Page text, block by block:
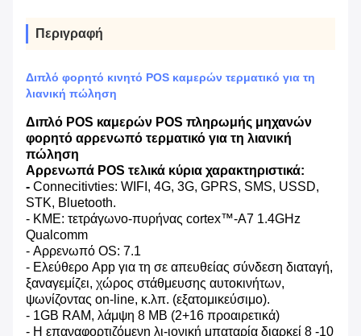
Περιγραφή
Διπλό φορητό κινητό POS καμερών τερματικό για τη
λιανική πώληση
Διπλό POS καμερών POS πληρωμής μηχανών
φορητό αρρενωπό τερματικό για τη λιανική
πώληση
Αρρενωπά POS τελικά κύρια χαρακτηριστικά:
- Connecitivties: WIFI, 4G, 3G, GPRS, SMS, USSD,
STK, Bluetooth.
- ΚΜΕ: τετράγωνο-πυρήνας cortex™-A7 1.4GHz
Qualcomm
- Αρρενωπό OS: 7.1
- Ελεύθερο App για τη σε απευθείας σύνδεση διαταγή,
ξαναγεμίζει, χώρος στάθμευσης αυτοκινήτων,
ψωνίζοντας on-line, κ.λπ. (εξατομικεύσιμο).
- 1GB RAM, λάμψη 8 ΜΒ (2+16 προαιρετικά)
- Η επαναφορτιζόμενη λι-ιονική μπαταρία διαρκεί 8 -10